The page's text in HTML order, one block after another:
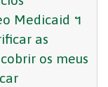
Medicaid ។
as
os meus